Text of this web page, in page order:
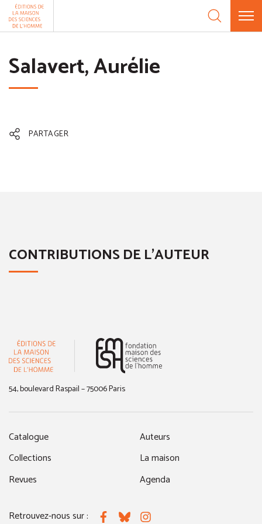
Aller au contenu
Salavert, Aurélie
PARTAGER
CONTRIBUTIONS DE L'AUTEUR
54, boulevard Raspail – 75006 Paris
Catalogue
Collections
Revues
Auteurs
La maison
Agenda
Retrouvez-nous sur : FacebookBlueskyInstagram
Panneau de gestion des cookies